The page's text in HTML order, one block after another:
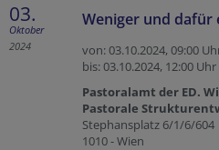
03.
Oktober
2024
Weniger und dafür
von: 03.10.2024,09:00
bis: 03.10.2024, 12:00 Uhr
Pastoralamt der ED.
Pastorale
Stephansplatz 6/1/6/604
1010 - Wien